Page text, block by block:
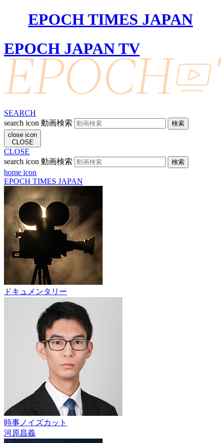
EPOCH TIMES JAPAN
EPOCH JAPAN TV
SEARCH
search icon 動画検索
close icon
CLOSE
CLOSE
search icon 動画検索
home icon
EPOCH TIMES JAPAN
ドキュメンタリー
時事ノイズカット
河原昌義